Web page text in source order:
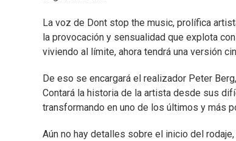
La voz de Dont stop the music, prolífica
la provocación y sensualidad que explota
viviendo al límite, ahora tendrá una versión
De eso se encargará el realizador Peter
Contará la historia de la artista desde sus
transformando en uno de los últimos y más
Aún no hay detalles sobre el inicio del